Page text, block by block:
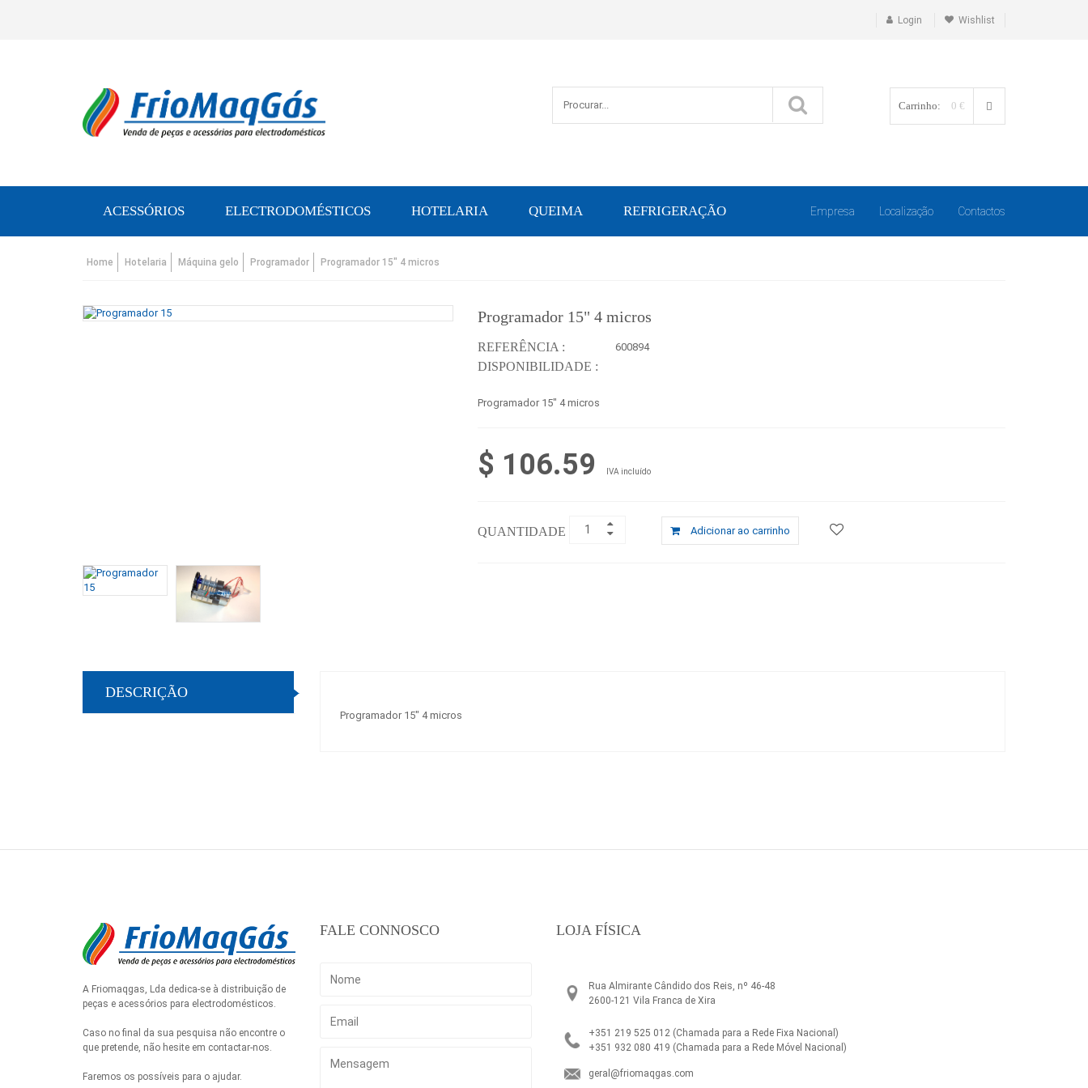
Login Wishlist
Carrinho: 0 €
ACESSÓRIOS ELECTRODOMÉSTICOS HOTELARIA QUEIMA REFRIGERAÇÃO Contactos
Localização
Empresa
Home Hotelaria Máquina gelo Programador Programador 15" 4 micros
Programador 15" 4 micros
REFERÊNCIA : 600894
DISPONIBILIDADE :
Programador 15" 4 micros
$ 106.59 IVA incluído
QUANTIDADE : Adicionar ao carrinho
DESCRIÇÃO
Programador 15" 4 micros
A Friomaqgas, Lda dedica-se à distribuição de
peças e acessórios para electrodomésticos.
Caso no final da sua pesquisa não encontre o
que pretende, não hesite em contactar-nos.
Faremos os possíveis para o ajudar.
FALE CONNOSCO LOJA FÍSICA
Rua Almirante Cândido dos Reis, nº 46-48
2600-121 Vila Franca de Xira
+351 219 525 012 (Chamada para a Rede Fixa Nacional)
+351 932 080 419 (Chamada para a Rede Móvel Nacional)
geral@friomaqgas.com